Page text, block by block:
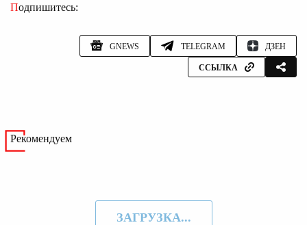
Подпишитесь:
GNEWS TELEGRAM ДЗЕН
ССЫЛКА
Рекомендуем
ЗАГРУЗКА...